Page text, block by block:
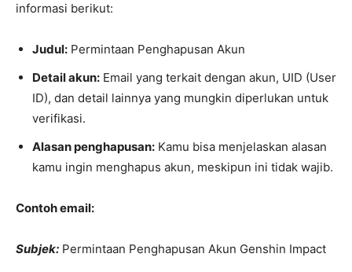
informasi berikut:
Judul: Permintaan Penghapusan Akun
Detail akun: Email yang terkait dengan akun, UID (User
ID), dan detail lainnya yang mungkin diperlukan untuk
verifikasi.
Alasan penghapusan: Kamu bisa menjelaskan alasan
kamu ingin menghapus akun, meskipun ini tidak wajib.
Contoh email:
Subjek: Permintaan Penghapusan Akun Genshin Impact